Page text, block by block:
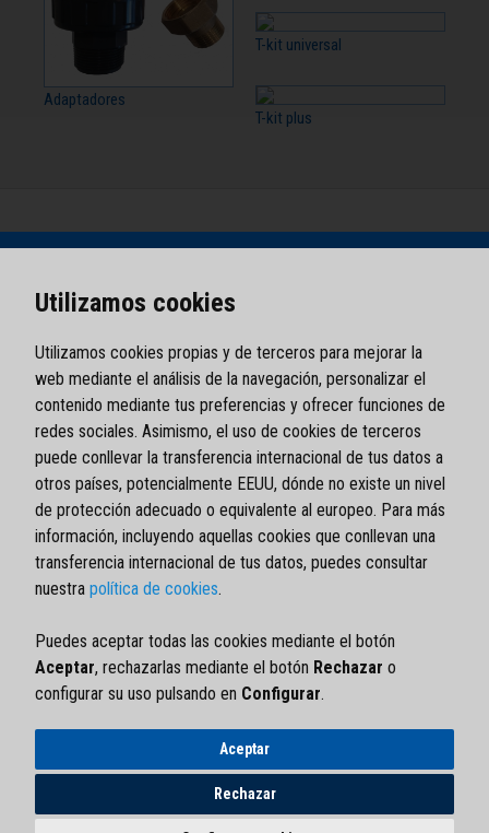
Utilizamos cookies
Utilizamos cookies propias y de terceros para mejorar la
web mediante el análisis de la navegación, personalizar el
contenido mediante tus preferencias y ofrecer funciones de
redes sociales. Asimismo, el uso de cookies de terceros
puede conllevar la transferencia internacional de tus datos a
otros países, potencialmente EEUU, dónde no existe un nivel
de protección adecuado o equivalente al europeo. Para más
información, incluyendo aquellas cookies que conllevan una
transferencia internacional de tus datos, puedes consultar
nuestra política de cookies.
Puedes aceptar todas las cookies mediante el botón
Aceptar, rechazarlas mediante el botón Rechazar o
configurar su uso pulsando en Configurar.
Aceptar
Rechazar
Adaptadores
T-kit universal
T-kit plus
Política de privacidad
Política de cookies
Política de garantía
COELBO CONTROL SYSTEM, S.L.